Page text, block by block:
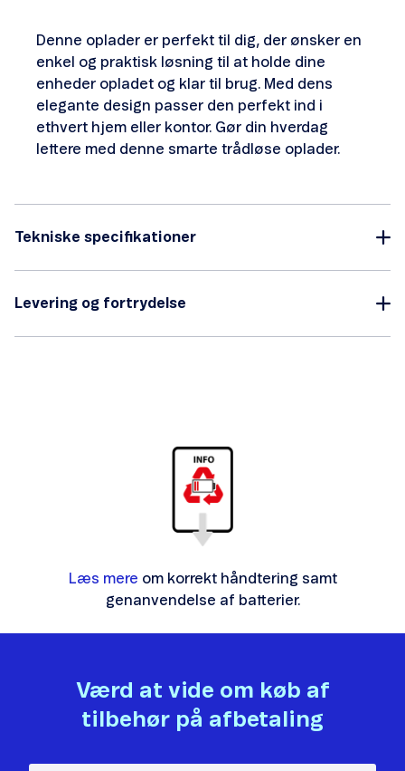
Denne oplader er perfekt til dig, der ønsker en
enkel og praktisk løsning til at holde dine
enheder opladet og klar til brug. Med dens
elegante design passer den perfekt ind i
ethvert hjem eller kontor. Gør din hverdag
lettere med denne smarte trådløse oplader.
Tekniske specifikationer
Levering og fortrydelse
Læs mere om korrekt håndtering samt
genanvendelse af batterier.
Værd at vide om køb af
tilbehør på afbetaling